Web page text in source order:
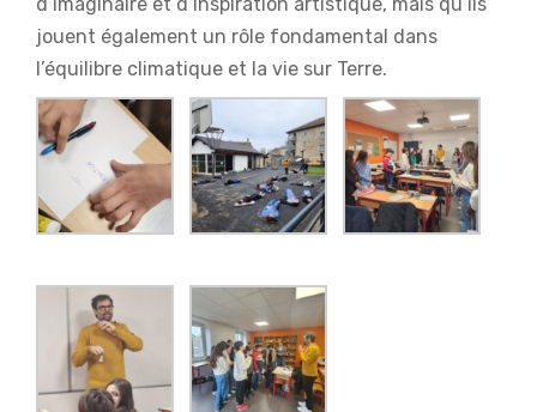
jouent également un rôle fondamental dans
l’équilibre climatique et la vie sur Terre.